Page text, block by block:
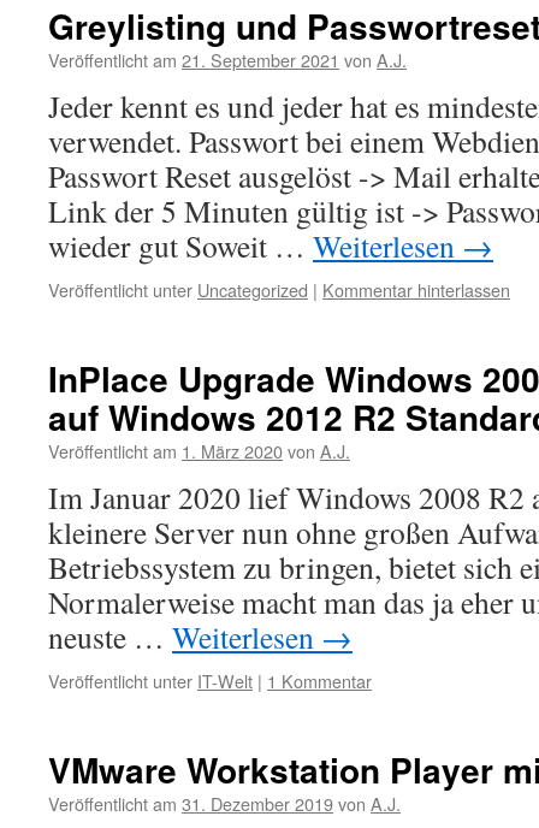
Greylisting und
Veröffentlicht am 21. September 2021 von A.J.
Jeder kennt es und jeder hat es
verwendet. Passwort bei einem
Passwort Reset ausgelöst -> Mail
Link der 5 Minuten gültig ist ->
wieder gut Soweit … Weiterlesen →
Veröffentlicht unter Uncategorized | Kommentar hinterlassen
InPlace Upgrade Windows
auf Windows 2012 R2
Veröffentlicht am 1. März 2020von A.J.
Im Januar 2020 lief Windows 2008 R2
kleinere Server nun ohne großen
Betriebssystem zu bringen, bietet sich
Normalerweise macht man das ja eher
neuste … Weiterlesen →
Veröffentlicht unter IT-Welt | 1 Kommentar
VMware Workstation Player
Veröffentlicht am 31. Dezember 2019von A.J.